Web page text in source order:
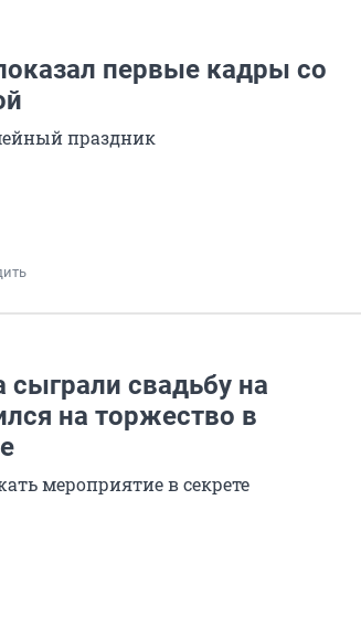
первые кадры со
праздник
сыграли свадьбу на
на торжество в
мероприятие в секрете